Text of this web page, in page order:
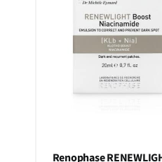
Renophase